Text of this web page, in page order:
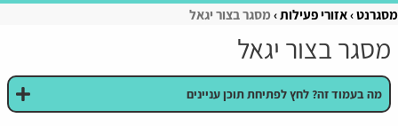
מסגרנט אזורי פעילות מסגר בצור יגאל
מסגר בצור יגאל
מה בעמוד זה? לחץ לפתיחת תוכן עניינים